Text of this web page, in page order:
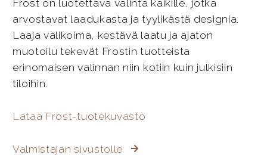
Frost on luotettava valinta kaikille, jotka
arvostavat laadukasta ja tyylikästä designia.
Laaja valikoima, kestävä laatu ja ajaton
muotoilu tekevät Frostin tuotteista
erinomaisen valinnan niin kotiin kuin julkisiin
tiloihin.
Lataa Frost-tuotekuvasto
Valmistajan sivustolle